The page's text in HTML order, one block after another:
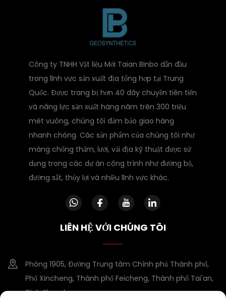
Công ty TNHH Vật liệu Mới Taian Binbo dẫn đầu
trong lĩnh vực sản xuất địa tổng hợp tại Trung
Quốc. Được trang bị hơn 40 dây chuyền tiên tiến
và năng lực sản xuất hàng năm trên 300 triệu
mét vuông, chúng tôi đảm bảo giao hàng
nhanh chóng. Các sản phẩm của chúng tôi như
màng chống thấm, lưới, vải địa kỹ thuật được sử
dụng trong các dự án công trình như đường bộ,
đường sắt, thủy lợi và nhiều lĩnh vực khác.
LIÊN HỆ VỚI CHÚNG TÔI
Phòng 1905, Đường Trung tâm Chính phủ Thành phố,
Phố Xincheng, Thành phố Feicheng, Thành phố Tai'an,
Tỉnh Shandong